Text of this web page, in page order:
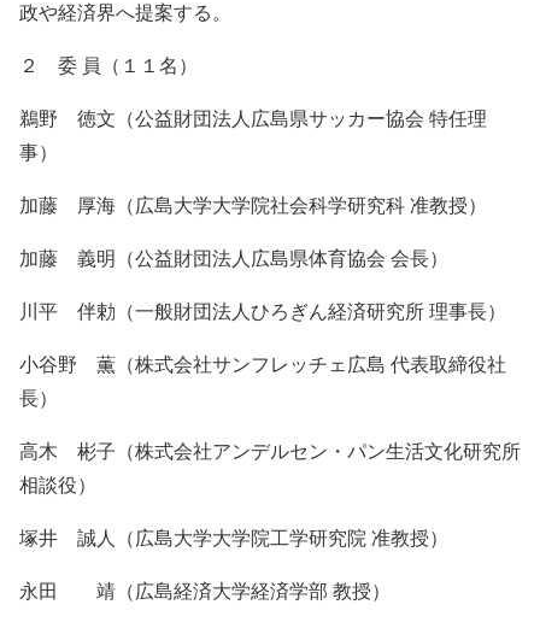
政や経済界へ提案する。
２ 委 員（１１名）
鵜野 徳文（公益財団法人広島県サッカー協会 特任理
事）
加藤 厚海（広島大学大学院社会科学研究科 准教授）
加藤 義明（公益財団法人広島県体育協会 会長）
川平 伴勅（一般財団法人ひろぎん経済研究所 理事長）
小谷野 薫（株式会社サンフレッチェ広島 代表取締役社
長）
高木 彬子（株式会社アンデルセン・パン生活文化研究所
相談役）
塚井 誠人（広島大学大学院工学研究院 准教授）
永田 靖（広島経済大学経済学部 教授）